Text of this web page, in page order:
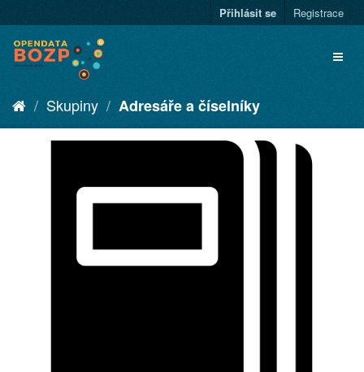
Přihlásit se Registrace
Skupiny Adresáře a číselníky